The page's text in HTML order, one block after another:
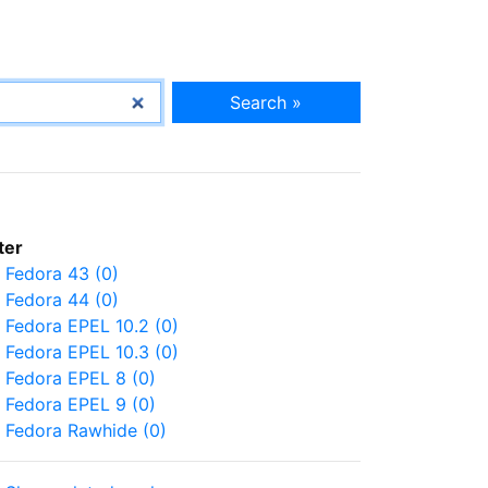
Search »
Fedora 43 (0)
Fedora 44 (0)
Fedora EPEL 10.2 (0)
Fedora EPEL 10.3 (0)
Fedora EPEL 8 (0)
Fedora EPEL 9 (0)
Fedora Rawhide (0)